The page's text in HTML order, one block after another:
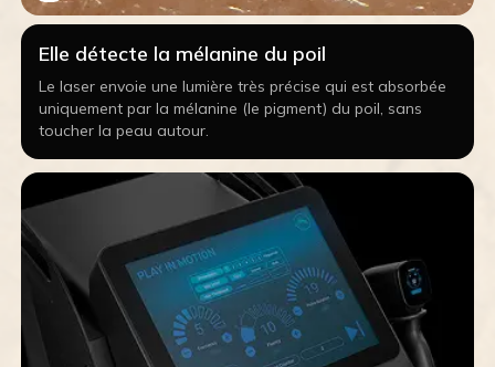
Elle détecte la mélanine du poil
Le laser envoie une lumière très précise qui est absorbée
uniquement par la mélanine (le pigment) du poil, sans
toucher la peau autour.